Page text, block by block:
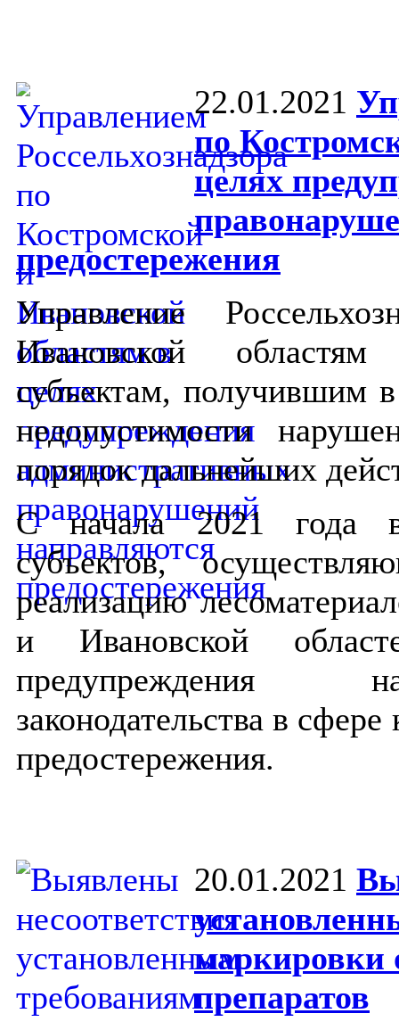
22.01.2021
по
целях
предостережения
Управление
Ивановской областям
субъектам, получившим
недопустимости
порядок дальнейших
С начала 2021 года
субъектов,
реализацию
и Ивановской
предупреждения
законодательства в
предостережения.
20.01.2021
маркировки
препаратов